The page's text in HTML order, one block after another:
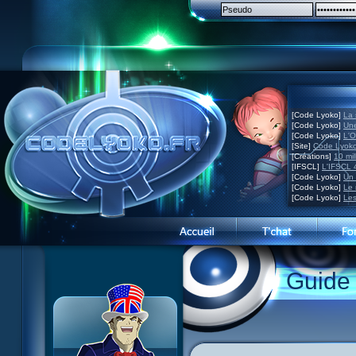
[Code Lyoko] La
[Code Lyoko]
[Code Lyoko]
[Site] Code
[Créations] 10
[IFSCL] L'IFSCL
[Code Lyoko] Un
[Code Lyoko] Le
[Code Lyoko]
6 Cruel dilemme
7 Problème d'image
10 Créature de rêve
11 Enragés